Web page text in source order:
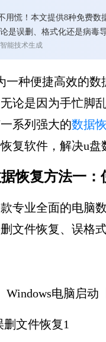
用慌！本文提供8种免费
是误删、格式化还是病毒
能技术生成
一种便捷高效的
论是因为手忙脚
系列强大的数据
复软件，解决u盘
恢复方法一
专业全面的电脑
文件恢复、误格
Windows电脑启